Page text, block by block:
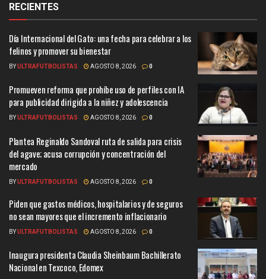
RECIENTES
Día Internacional del Gato: una fecha para celebrar a los
felinos y promover su bienestar
BYULTRAFUTBOLISTAS AGOSTO 8, 2026 0
Promueven reforma que prohíbe uso de perfiles con IA
para publicidad dirigida a la niñez y adolescencia
BYULTRAFUTBOLISTAS AGOSTO 8, 2026 0
Plantea Reginaldo Sandoval ruta de salida para crisis
del agave; acusa corrupción y concentración del
mercado
BYULTRAFUTBOLISTAS AGOSTO 8, 2026 0
Piden que gastos médicos, hospitalarios y de seguros
no sean mayores que el incremento inflacionario
BYULTRAFUTBOLISTAS AGOSTO 8, 2026 0
Inaugura presidenta Claudia Sheinbaum Bachillerato
Nacional en Texcoco, Edomex